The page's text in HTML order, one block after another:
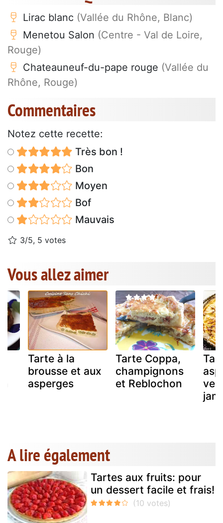
Lirac blanc (Vallée du Rhône, Blanc)
Menetou Salon (Centre - Val de Loire,
Rouge)
Chateauneuf-du-pape rouge (Vallée du
Rhône, Rouge)
Commentaires
Notez cette recette:
Très bon !
Bon
Moyen
Bof
Mauvais
3/5, 5 votes
Vous allez aimer
Tarte à la
brousse et aux
asperges
Tarte Coppa,
champignons
et Reblochon
A lire également
Tartes aux fruits: pour
un dessert facile et frais!